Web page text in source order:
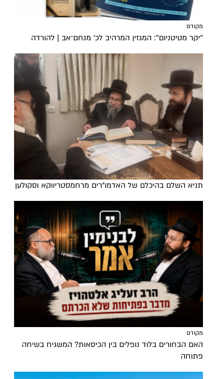
מקודם
''יקר מטיטניום'': המגזין המרהיב לכ’ מנחם־אב | להורדה
תניא השלם בהיכלם של האדמו"רים מרחמסטריווקא וסקולען
מקודם
האם הבחורים בלוד נופלים בין הכיסאות? המשגיח בשיחה
פתוחה